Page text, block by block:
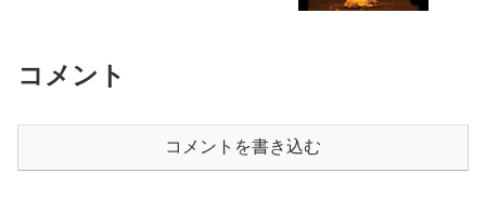
コメント
コメントを書き込む